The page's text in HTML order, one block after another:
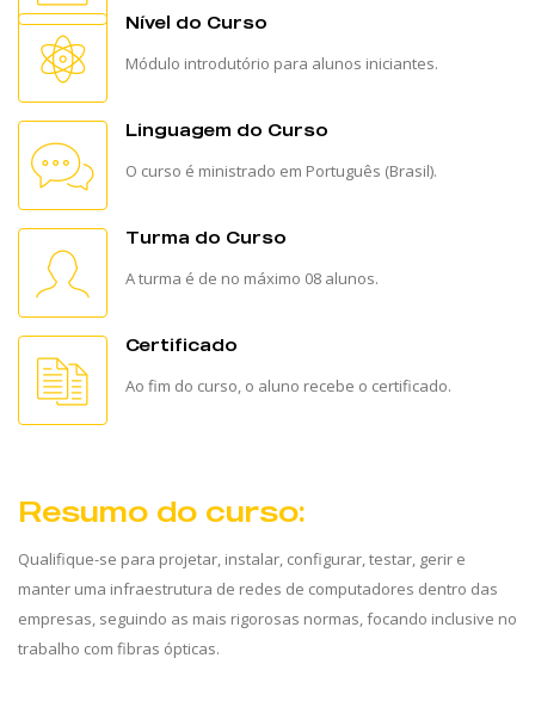
Nível do Curso
Módulo introdutório para alunos iniciantes.
Linguagem do Curso
O curso é ministrado em Português (Brasil).
Turma do Curso
A turma é de no máximo 08 alunos.
Certificado
Ao fim do curso, o aluno recebe o certificado.
Resumo do curso:
Qualifique-se para projetar, instalar, configurar, testar, gerir e
manter uma infraestrutura de redes de computadores dentro das
empresas, seguindo as mais rigorosas normas, focando inclusive no
trabalho com fibras ópticas.